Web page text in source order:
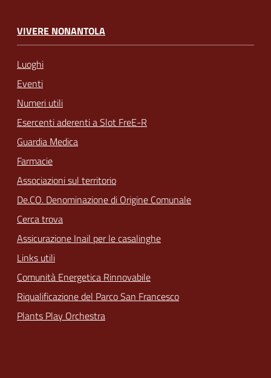
VIVERE NONANTOLA
Luoghi
Eventi
Numeri utili
Esercenti aderenti a Slot FreE-R
Guardia Medica
Farmacie
Associazioni sul territorio
De.CO. Denominazione di Origine Comunale
Cerca trova
Assicurazione Inail per le casalinghe
Links utili
Comunità Energetica Rinnovabile
Riqualificazione del Parco San Francesco
Plants Play Orchestra